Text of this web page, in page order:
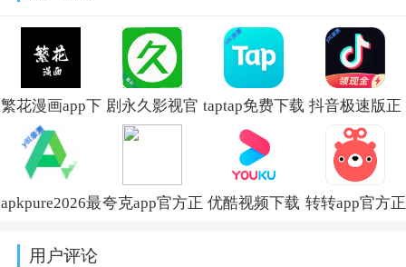
繁花漫画app下
载官方免费版
v4.0.6
剧永久影视官
方下载安装(剧
taptap免费下载
最新版本
v2.96.8-
rel.100000
抖音极速版正
版官方下载红
包软件
apkpure2026最夸克app官方正 优酷视频下载 转转app官方正
用户评论